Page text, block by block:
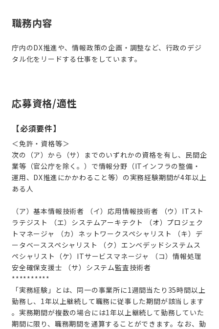
職務内容
庁内のDX推進や、情報政策の企画・調整など、行政のデジ
タル化をリードする仕事をしています。
応募資格/適性
【必須要件】
＜免許・資格等＞
次の（ア）から（サ）までのいずれかの資格を有し、民間企
業等（官公庁を除く。）で情報分野（ITインフラの整備・
運用、DX推進にかかわること等）の実務経験期間が4年以上
ある人
（ア）基本情報技術者 （イ）応用情報技術者 （ウ）ITスト
ラテジスト （エ）システムアーキテクト （オ）プロジェク
トマネージャ （カ）ネットワークスペシャリスト （キ）デ
ータベーススペシャリスト （ク）エンベデッドシステムス
ペシャリスト（ケ）ITサービスマネージャ （コ）情報処理
安全確保支援士 （サ）システム監査技術者
**********
「実務経験」とは、同一の事業所に1週間当たり35時間以上
勤務し、1年以上継続して職務に従事した期間が該当します
。実務期間が複数の場合には1年以上継続して勤務していた
期間に限り、職務期間を通算することができます。なお、勤